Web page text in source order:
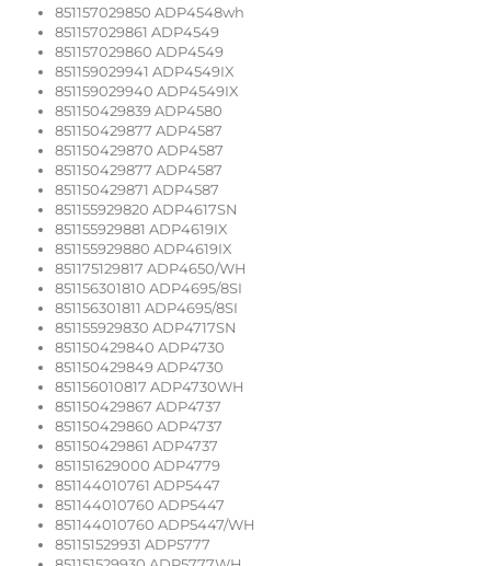
851157029850 ADP4548wh
851157029861 ADP4549
851157029860 ADP4549
851159029941 ADP4549IX
851159029940 ADP4549IX
851150429839 ADP4580
851150429877 ADP4587
851150429870 ADP4587
851150429877 ADP4587
851150429871 ADP4587
851155929820 ADP4617SN
851155929881 ADP4619IX
851155929880 ADP4619IX
851175129817 ADP4650/WH
851156301810 ADP4695/8SI
851156301811 ADP4695/8SI
851155929830 ADP4717SN
851150429840 ADP4730
851150429849 ADP4730
851156010817 ADP4730WH
851150429867 ADP4737
851150429860 ADP4737
851150429861 ADP4737
851151629000 ADP4779
851144010761 ADP5447
851144010760 ADP5447
851144010760 ADP5447/WH
851151529931 ADP5777